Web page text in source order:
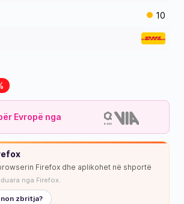
10
Evropë nga
Firefox dhe aplikohet në shportë
nga Firefox.
zbritja?